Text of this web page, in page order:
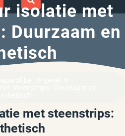
isolatie met
Duurzaam en
met steenstrips: